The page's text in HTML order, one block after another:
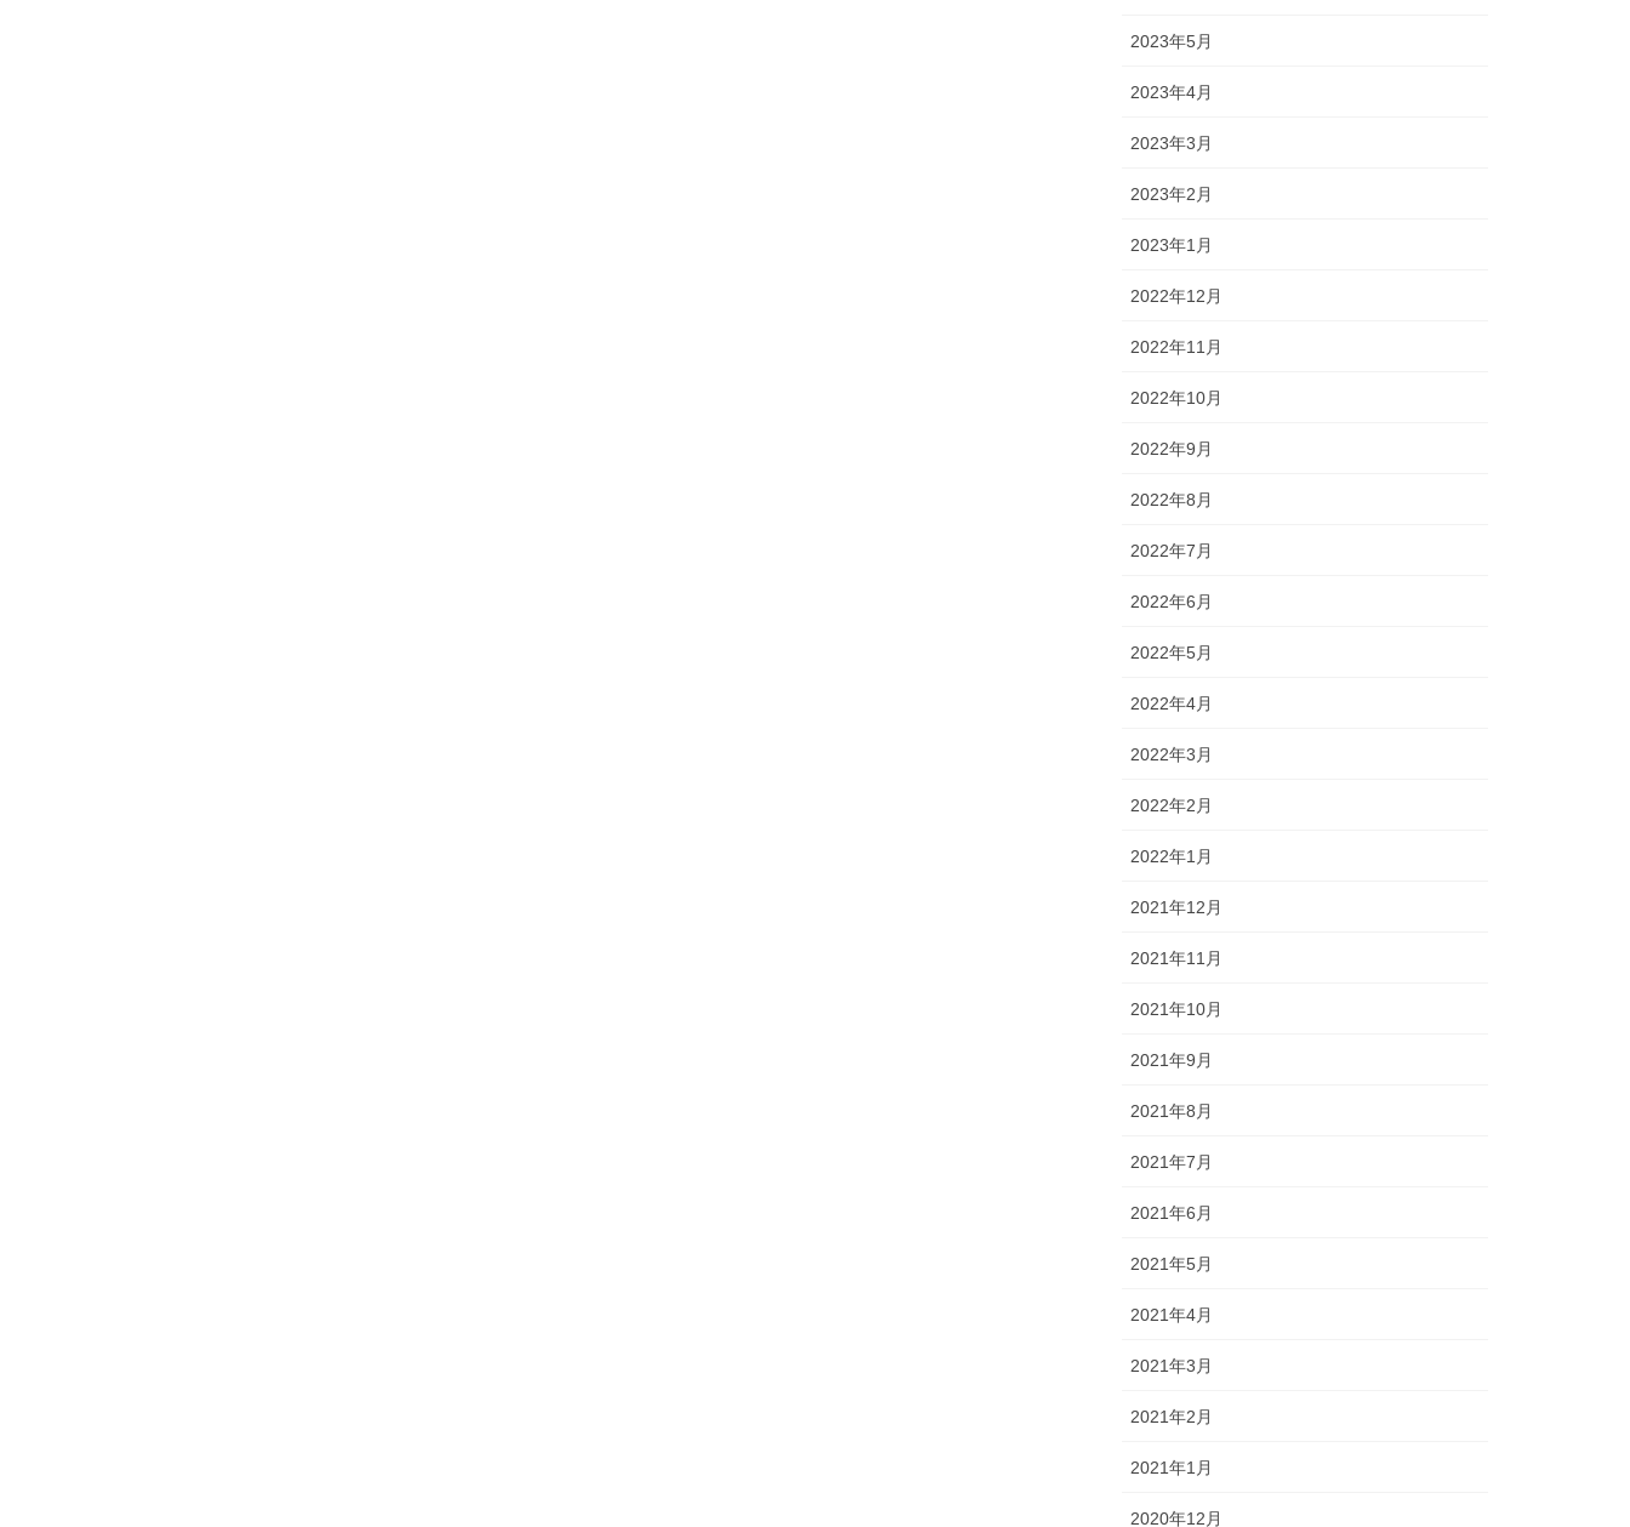
2023年5月
2023年4月
2023年3月
2023年2月
2023年1月
2022年12月
2022年11月
2022年10月
2022年9月
2022年8月
2022年7月
2022年6月
2022年5月
2022年4月
2022年3月
2022年2月
2022年1月
2021年12月
2021年11月
2021年10月
2021年9月
2021年8月
2021年7月
2021年6月
2021年5月
2021年4月
2021年3月
2021年2月
2021年1月
2020年12月